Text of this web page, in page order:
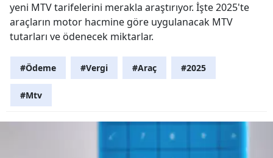
yeni MTV tarifelerini merakla araştırıyor. İşte 2025'te
araçların motor hacmine göre uygulanacak MTV
tutarları ve ödenecek miktarlar.
#Ödeme #Vergi #Araç #2025
#Mtv